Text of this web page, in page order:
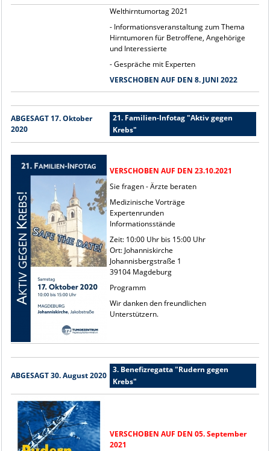
Welthirntumortag 2021
- Informationsveranstaltung zum Thema
Hirntumoren für Betroffene, Angehörige
und Interessierte
- Gespräche mit Experten
VERSCHOBEN AUF DEN 8. JUNI 2022
ABGESAGT 17. Oktober
2020
21. Familien-Infotag "Aktiv gegen
Krebs"
VERSCHOBEN AUF DEN 23.10.2021
Sie fragen - Ärzte beraten
Medizinische Vorträge
Expertenrunden
Informationsstände
Zeit: 10:00 Uhr bis 15:00 Uhr
Ort: Johanniskirche
Johannisbergstraße 1
39104 Magdeburg
Programm
Wir danken den freundlichen
Unterstützern.
ABGESAGT 30. August 2020
3. Benefizregatta "Rudern gegen
Krebs"
VERSCHOBEN AUF DEN 05. September
2021